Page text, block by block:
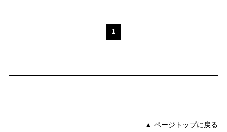
1
▲ ページトップに戻る